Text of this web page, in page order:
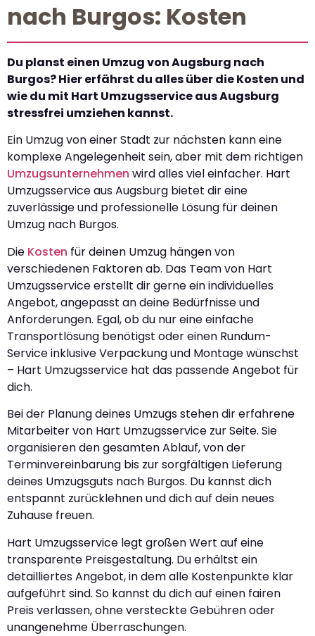
nach Burgos: Kosten
Du planst einen Umzug von Augsburg nach
Burgos? Hier erfährst du alles über die Kosten und
wie du mit Hart Umzugsservice aus Augsburg
stressfrei umziehen kannst.
Ein Umzug von einer Stadt zur nächsten kann eine
komplexe Angelegenheit sein, aber mit dem richtigen
Umzugsunternehmen wird alles viel einfacher. Hart
Umzugsservice aus Augsburg bietet dir eine
zuverlässige und professionelle Lösung für deinen
Umzug nach Burgos.
Die Kosten für deinen Umzug hängen von
verschiedenen Faktoren ab. Das Team von Hart
Umzugsservice erstellt dir gerne ein individuelles
Angebot, angepasst an deine Bedürfnisse und
Anforderungen. Egal, ob du nur eine einfache
Transportlösung benötigst oder einen Rundum-
Service inklusive Verpackung und Montage wünschst
– Hart Umzugsservice hat das passende Angebot für
dich.
Bei der Planung deines Umzugs stehen dir erfahrene
Mitarbeiter von Hart Umzugsservice zur Seite. Sie
organisieren den gesamten Ablauf, von der
Terminvereinbarung bis zur sorgfältigen Lieferung
deines Umzugsguts nach Burgos. Du kannst dich
entspannt zurücklehnen und dich auf dein neues
Zuhause freuen.
Hart Umzugsservice legt großen Wert auf eine
transparente Preisgestaltung. Du erhältst ein
detailliertes Angebot, in dem alle Kostenpunkte klar
aufgeführt sind. So kannst du dich auf einen fairen
Preis verlassen, ohne versteckte Gebühren oder
unangenehme Überraschungen.